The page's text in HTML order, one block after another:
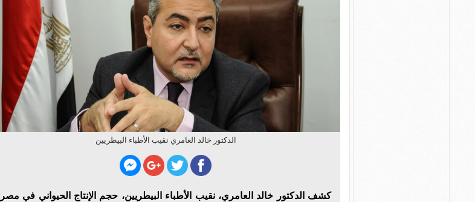
الدكتور خالد العامري نقيب الأطباء البيطريين
كشف الدكتور خالد العامري، نقيب الأطباء البيطريين، حجم الإنتاج الحيواني في مصر